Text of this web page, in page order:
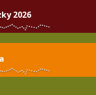
2026